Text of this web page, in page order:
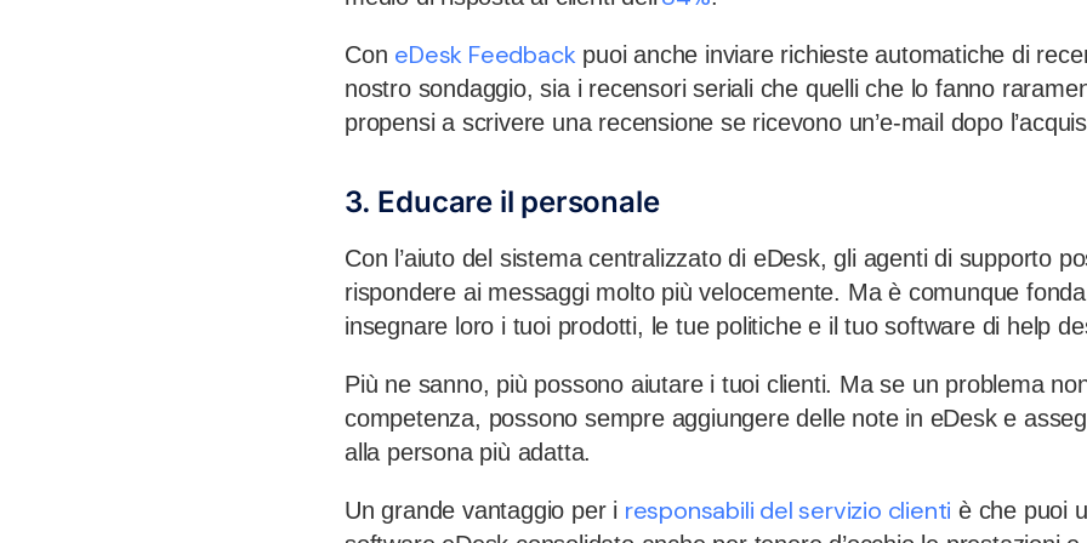
Con eDesk Feedback puoi anche inviare richieste automatiche di
nostro sondaggio, sia i recensori seriali che quelli che lo fanno
propensi a scrivere una recensione se ricevono un’e-mail dopo
3. Educare il personale
Con l’aiuto del sistema centralizzato di eDesk, gli agenti di supporto
rispondere ai messaggi molto più velocemente. Ma è comunque
insegnare loro i tuoi prodotti, le tue politiche e il tuo software di help
Più ne sanno, più possono aiutare i tuoi clienti. Ma se un problema
competenza, possono sempre aggiungere delle note in eDesk e
alla persona più adatta.
Un grande vantaggio per i responsabili del servizio clienti è che puoi